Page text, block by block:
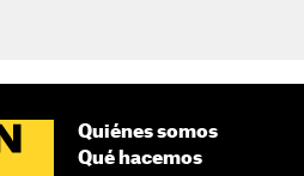
Quiénes somos
Qué hacemos